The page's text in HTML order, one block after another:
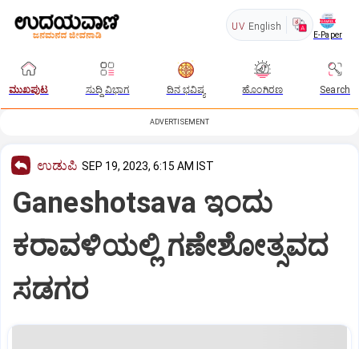
UV English
E-Paper
ಮುಖಪುಟ ಸುದ್ದಿ ವಿಭಾಗ ದಿನ ಭವಿಷ್ಯ ಹೊಂಗಿರಣ Search
ADVERTISEMENT
ಉಡುಪಿ SEP 19, 2023, 6:15 AM IST
Ganeshotsava ಇಂದು
ಕರಾವಳಿಯಲ್ಲಿ ಗಣೇಶೋತ್ಸವದ
ಸಡಗರ